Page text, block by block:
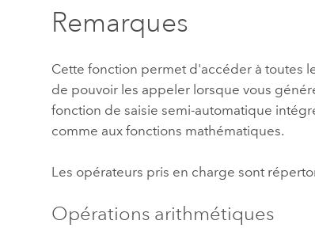
Remarques
Cette fonction permet d'accéder à toutes
de pouvoir les appeler lorsque vous
fonction de saisie semi-automatique
comme aux fonctions mathématiques.
Les opérateurs pris en charge sont
Opérations arithmétiques